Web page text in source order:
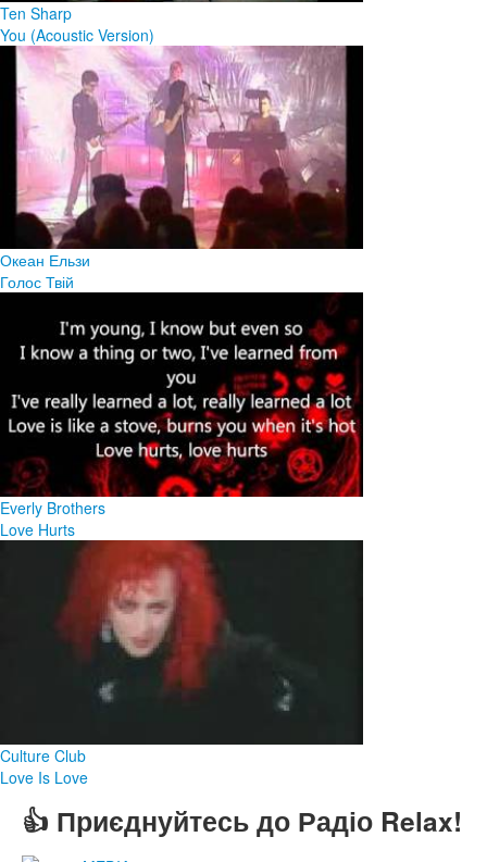
Ten Sharp
You (Acoustic Version)
Океан Ельзи
Голос Твій
Everly Brothers
Love Hurts
Culture Club
Love Is Love
👍 Приєднуйтесь до Радіо Relax!